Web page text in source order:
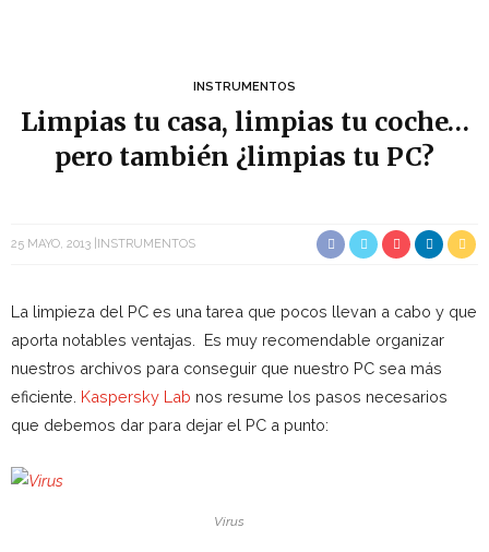
INSTRUMENTOS
Limpias tu casa, limpias tu coche…
pero también ¿limpias tu PC?
25 MAYO, 2013 INSTRUMENTOS
La limpieza del PC es una tarea que pocos llevan a cabo y que
aporta notables ventajas. Es muy recomendable organizar
nuestros archivos para conseguir que nuestro PC sea más
eficiente. Kaspersky Lab nos resume los pasos necesarios
que debemos dar para dejar el PC a punto:
Virus